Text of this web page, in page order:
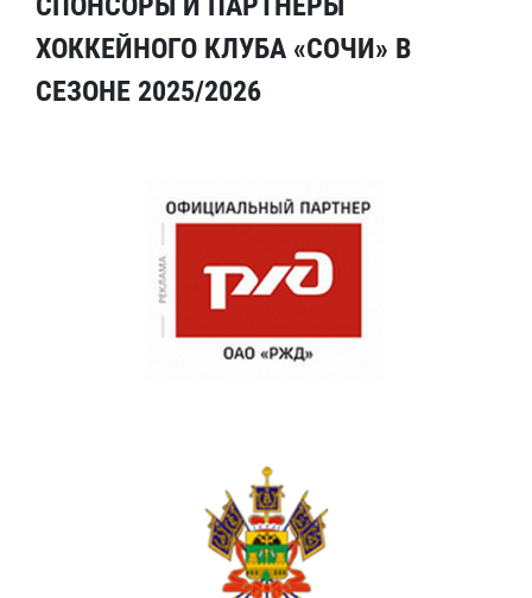
ХОККЕЙНОГО КЛУБА «СОЧИ» В
СЕЗОНЕ 2025/2026